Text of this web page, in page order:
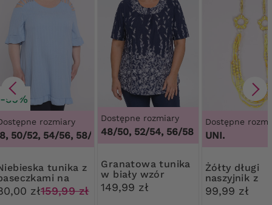
-50%
rozmiary
52, 54/56, 58/60 ,46/48, 50/52, 54/56, 58/60
z
na
zł159,99 zł
Dostępne rozmiary
48/50, 52/54, 56/58
Granatowa tunika
w biały wzór
149,99 zł
Dostępne
UNI.
Żółty długi
naszyjnik z
kwiatami
99,99 zł